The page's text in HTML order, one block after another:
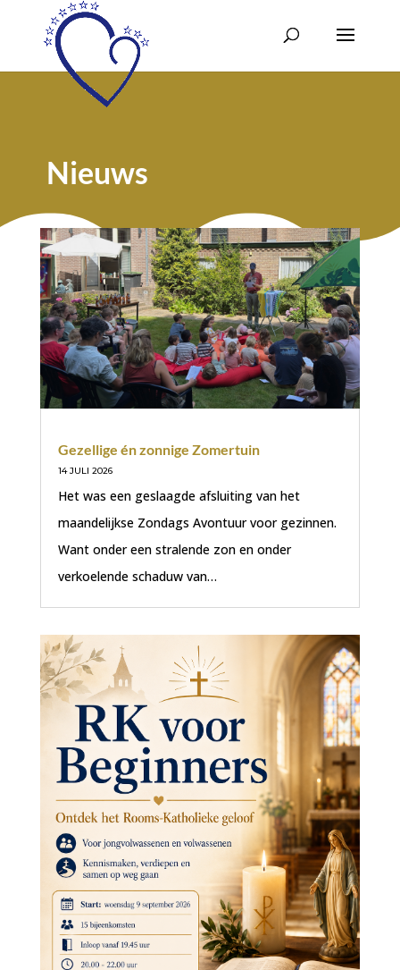
Nieuws
Gezellige én zonnige Zomertuin
14 JULI 2026
Het was een geslaagde afsluiting van het
maandelijkse Zondags Avontuur voor gezinnen.
Want onder een stralende zon en onder
verkoelende schaduw van…